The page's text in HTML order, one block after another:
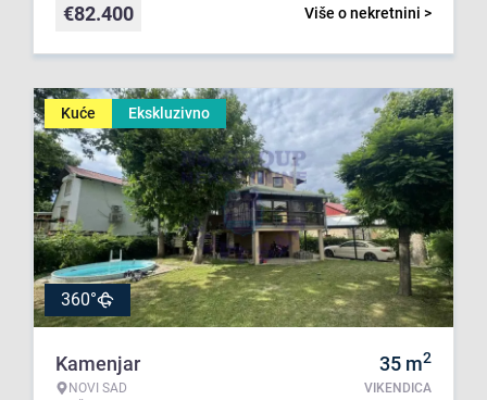
Više o nekretnini >
€82.400
Kuće Ekskluzivno
360°
Kamenjar
NOVI SAD
35 m2
VIKENDICA